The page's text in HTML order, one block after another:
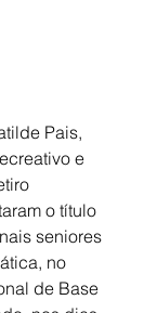
Pais,
e
o título
seniores
no
de Base